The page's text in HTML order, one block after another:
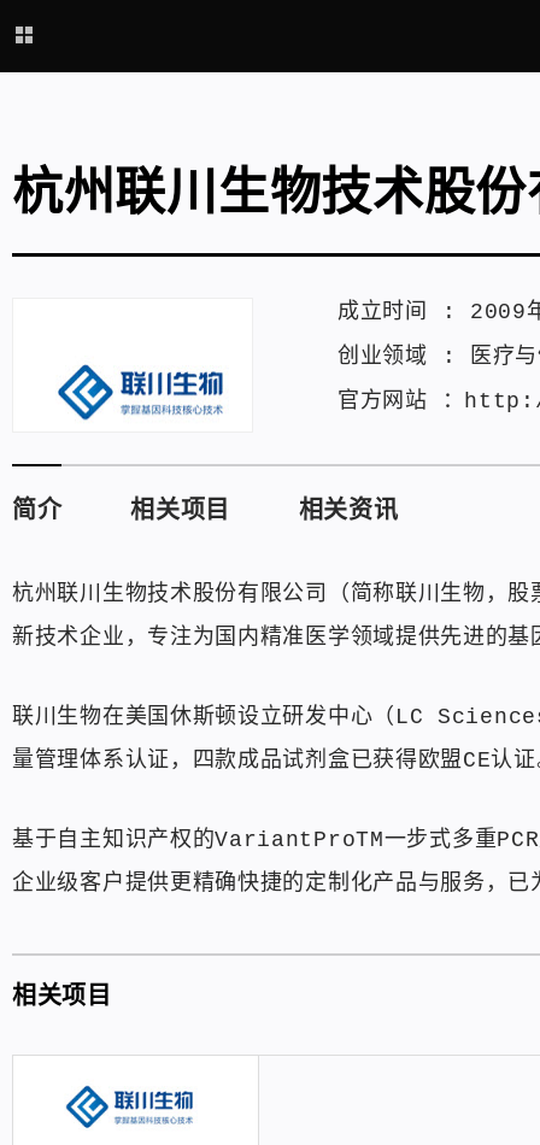
杭州联川生物技术股
成立时间 : 2009
创业领域 :
医疗
官方网站 ：
简介 相关项目 相关资讯
杭州联川生物技术股份有限公司（简称联川生物，
新技术企业，专注为国内精准医学领域提供先进的
联川生物在美国休斯顿设立研发中心（LC
量管理体系认证，四款成品试剂盒已获得欧盟CE认
基于自主知识产权的VariantProTM一步式多重
企业级客户提供更精确快捷的定制化产品与服务，
相关项目